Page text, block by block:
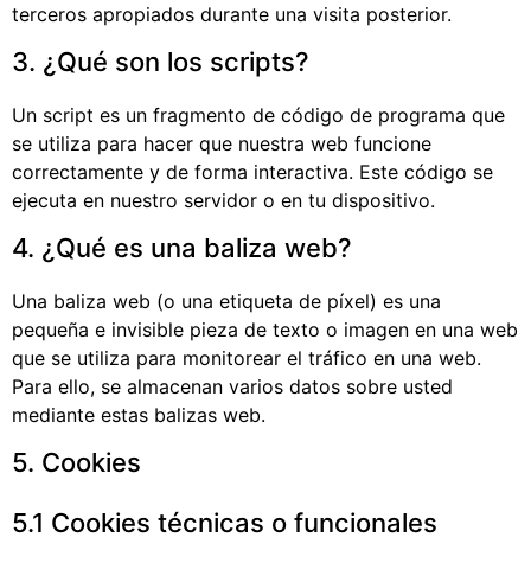
terceros apropiados durante una visita posterior.
3. ¿Qué son los scripts?
Un script es un fragmento de código de programa que
se utiliza para hacer que nuestra web funcione
correctamente y de forma interactiva. Este código se
ejecuta en nuestro servidor o en tu dispositivo.
4. ¿Qué es una baliza web?
Una baliza web (o una etiqueta de píxel) es una
pequeña e invisible pieza de texto o imagen en una web
que se utiliza para monitorear el tráfico en una web.
Para ello, se almacenan varios datos sobre usted
mediante estas balizas web.
5. Cookies
5.1 Cookies técnicas o funcionales